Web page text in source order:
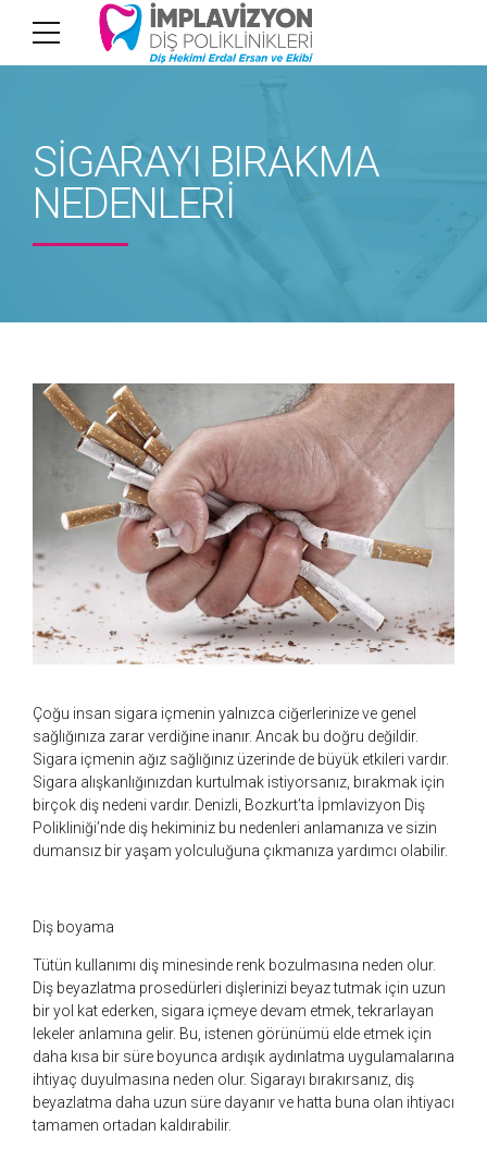
SİGARAYI BIRAKMA
NEDENLERİ
Çoğu insan sigara içmenin yalnızca ciğerlerinize ve genel
sağlığınıza zarar verdiğine inanır. Ancak bu doğru değildir.
Sigara içmenin ağız sağlığınız üzerinde de büyük etkileri vardır.
Sigara alışkanlığınızdan kurtulmak istiyorsanız, bırakmak için
birçok diş nedeni vardır. Denizli, Bozkurt’ta İpmlavizyon Diş
Polikliniği’nde diş hekiminiz bu nedenleri anlamanıza ve sizin
dumansız bir yaşam yolculuğuna çıkmanıza yardımcı olabilir.
Diş boyama
Tütün kullanımı diş minesinde renk bozulmasına neden olur.
Diş beyazlatma prosedürleri dişlerinizi beyaz tutmak için uzun
bir yol kat ederken, sigara içmeye devam etmek, tekrarlayan
lekeler anlamına gelir. Bu, istenen görünümü elde etmek için
daha kısa bir süre boyunca ardışık aydınlatma uygulamalarına
ihtiyaç duyulmasına neden olur. Sigarayı bırakırsanız, diş
beyazlatma daha uzun süre dayanır ve hatta buna olan ihtiyacı
tamamen ortadan kaldırabilir.